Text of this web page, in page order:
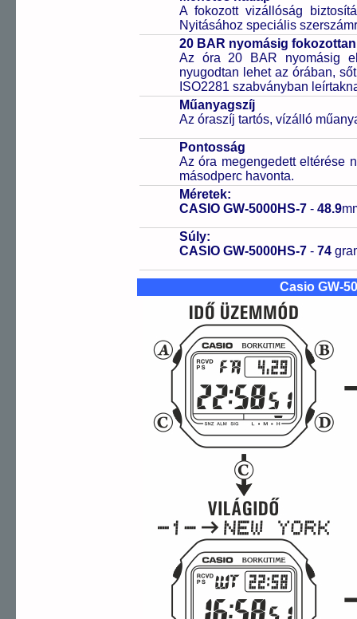
A fokozott vizállóság
Nyitásához speciális
20 BAR nyomásig
Az óra 20 BAR nyomásig
nyugodtan lehet az órában,
ISO2281 szabványban
Műanyagszíj
Az óraszíj tartós, vízálló
Pontosság
Az óra megengedett eltérése
másodperc havonta.
Méretek:
CASIO GW-5000HS-7 - 48.9
Súly:
CASIO GW-5000HS-7 - 74
Casio GW-